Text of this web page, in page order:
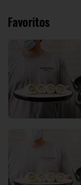
Favoritos